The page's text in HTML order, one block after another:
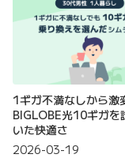
1ギガ不満なしから激
BIGLOBE光10ギガを
いた快適さ
2026-03-19